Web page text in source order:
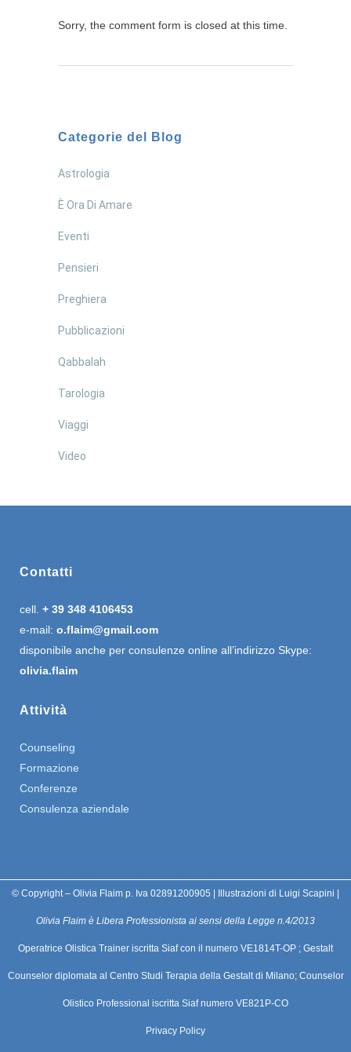
Sorry, the comment form is closed at this time.
Categorie del Blog
Astrologia
È Ora Di Amare
Eventi
Pensieri
Preghiera
Pubblicazioni
Qabbalah
Tarologia
Viaggi
Video
Contatti
cell. + 39 348 4106453
e-mail: o.flaim@gmail.com
disponibile anche per consulenze online all’indirizzo Skype:
olivia.flaim
Attività
Counseling
Formazione
Conferenze
Consulenza aziendale
© Copyright – Olivia Flaim p. Iva 02891200905 | Illustrazioni di Luigi Scapini |
Olivia Flaim è Libera Professionista ai sensi della Legge n.4/2013
Operatrice Olistica Trainer iscritta Siaf con il numero VE1814T-OP ; Gestalt
Counselor diplomata al Centro Studi Terapia della Gestalt di Milano; Counselor
Olistico Professional iscritta Siaf numero VE821P-CO
Privacy Policy